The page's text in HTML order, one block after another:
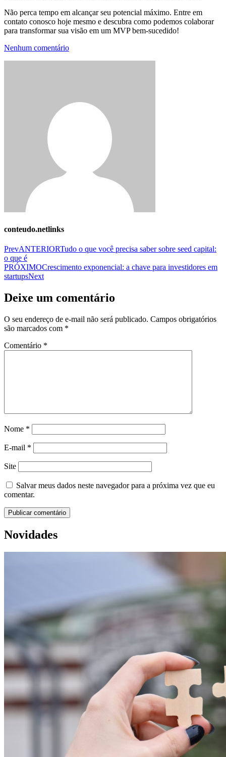
Não perca tempo em alcançar seu potencial máximo. Entre em
contato conosco hoje mesmo e descubra como podemos colaborar
para transformar sua visão em um MVP bem-sucedido!
Nenhum comentário
conteudo.netlinks
PrevANTERIORTudo o que você precisa saber sobre seed capital:
o que é
PRÓXIMOCrescimento exponencial: a chave para investidores em
startupsNext
Deixe um comentário
O seu endereço de e-mail não será publicado. Campos obrigatórios
são marcados com *
Comentário *
Nome *
E-mail *
Site
Salvar meus dados neste navegador para a próxima vez que eu
comentar.
Novidades